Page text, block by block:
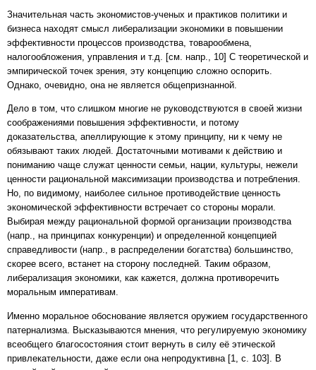
Значительная часть экономистов-ученых и практиков политики и
бизнеса находят смысл либерализации экономики в повышении
эффективности процессов производства, товарообмена,
налогообложения, управления и т.д. [см. напр., 10] С теоретической и
эмпирической точек зрения, эту концепцию сложно оспорить.
Однако, очевидно, она не является общепризнанной.
Дело в том, что слишком многие не руководствуются в своей жизни
соображениями повышения эффективности, и потому
доказательства, апеллирующие к этому принципу, ни к чему не
обязывают таких людей. Достаточными мотивами к действию и
пониманию чаще служат ценности семьи, нации, культуры, нежели
ценности рациональной максимизации производства и потребления.
Но, по видимому, наиболее сильное противодействие ценность
экономической эффективности встречает со стороны морали.
Выбирая между рациональной формой организации производства
(напр., на принципах конкуренции) и определенной концепцией
справедливости (напр., в распределении богатства) большинство,
скорее всего, встанет на сторону последней. Таким образом,
либерализация экономики, как кажется, должна противоречить
моральным императивам.
Именно моральное обоснование является оружием государственного
патернализма. Высказываются мнения, что регулируемую экономику
всеобщего благосостояния стоит вернуть в силу её этической
привлекательности, даже если она непродуктивна [1, с. 103]. В